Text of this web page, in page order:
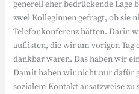
generell eher bedrückende Lage
zwei Kolleginnen gefragt, ob sie
Telefonkonferenz hätten. Darin
auflisten, die wir am vorigen
dankbar waren. Das haben wir
Damit haben wir nicht nur dafür
sozialem Kontakt ansatzweise